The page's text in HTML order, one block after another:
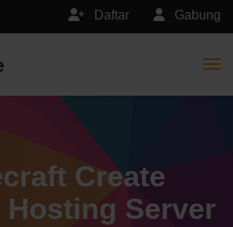
Gabung
Daftar
Create
Server